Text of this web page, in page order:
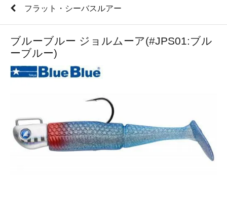
フラット・シーバスルアー
ブルーブルー ジョルムーア(#JPS01:ブル
ーブルー)